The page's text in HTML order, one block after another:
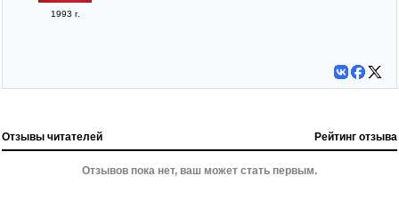
1993 г.
Отзывы читателей Рейтинг отзыва
Отзывов пока нет, ваш может стать первым.